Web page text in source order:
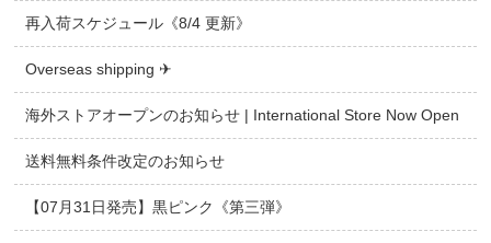
再入荷スケジュール《8/4 更新》
Overseas shipping ✈
海外ストアオープンのお知らせ | International Store Now Open
送料無料条件改定のお知らせ
【07月31日発売】黒ピンク《第三弾》